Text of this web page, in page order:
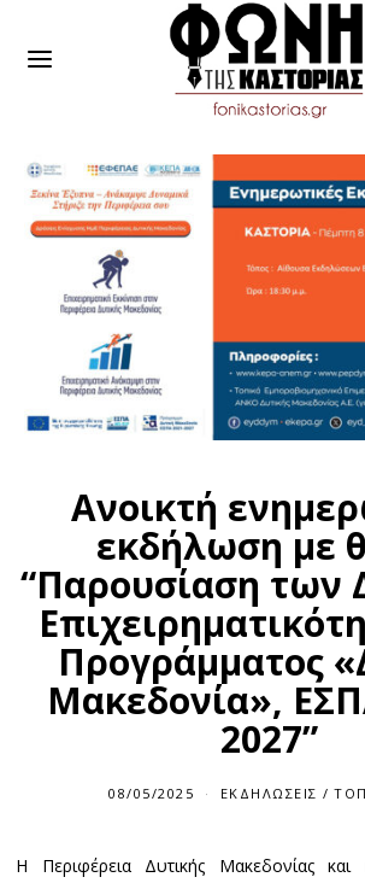
Ανοικτή
εκδήλωση με
“Παρουσίαση των
Προγράμματος
Μακεδονία»,
2027”
08/05/2025 ΕΚΔΗΛΏΣΕΙΣ /
H Περιφέρεια Δυτικής Μακεδονίας και